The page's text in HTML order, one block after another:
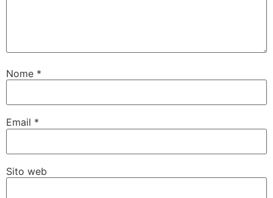
Nome *
Email *
Sito web